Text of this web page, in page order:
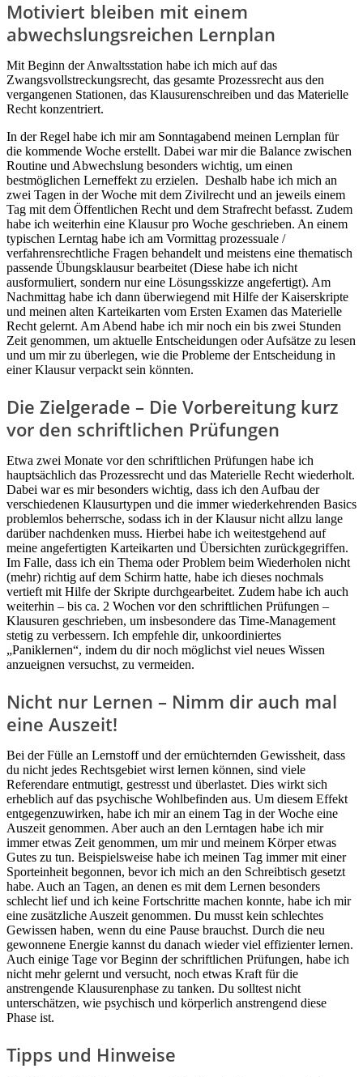
Motiviert bleiben mit einem
abwechslungsreichen Lernplan
Mit Beginn der Anwaltsstation habe ich mich auf das
Zwangsvollstreckungsrecht, das gesamte Prozessrecht aus den
vergangenen Stationen, das Klausurenschreiben und das Materielle
Recht konzentriert.
In der Regel habe ich mir am Sonntagabend meinen Lernplan für
die kommende Woche erstellt. Dabei war mir die Balance zwischen
Routine und Abwechslung besonders wichtig, um einen
bestmöglichen Lerneffekt zu erzielen. Deshalb habe ich mich an
zwei Tagen in der Woche mit dem Zivilrecht und an jeweils einem
Tag mit dem Öffentlichen Recht und dem Strafrecht befasst. Zudem
habe ich weiterhin eine Klausur pro Woche geschrieben. An einem
typischen Lerntag habe ich am Vormittag prozessuale /
verfahrensrechtliche Fragen behandelt und meistens eine thematisch
passende Übungsklausur bearbeitet (Diese habe ich nicht
ausformuliert, sondern nur eine Lösungsskizze angefertigt). Am
Nachmittag habe ich dann überwiegend mit Hilfe der Kaiserskripte
und meinen alten Karteikarten vom Ersten Examen das Materielle
Recht gelernt. Am Abend habe ich mir noch ein bis zwei Stunden
Zeit genommen, um aktuelle Entscheidungen oder Aufsätze zu lesen
und um mir zu überlegen, wie die Probleme der Entscheidung in
einer Klausur verpackt sein könnten.
Die Zielgerade – Die Vorbereitung kurz
vor den schriftlichen Prüfungen
Etwa zwei Monate vor den schriftlichen Prüfungen habe ich
hauptsächlich das Prozessrecht und das Materielle Recht wiederholt.
Dabei war es mir besonders wichtig, dass ich den Aufbau der
verschiedenen Klausurtypen und die immer wiederkehrenden Basics
problemlos beherrsche, sodass ich in der Klausur nicht allzu lange
darüber nachdenken muss. Hierbei habe ich weitestgehend auf
meine angefertigten Karteikarten und Übersichten zurückgegriffen.
Im Falle, dass ich ein Thema oder Problem beim Wiederholen nicht
(mehr) richtig auf dem Schirm hatte, habe ich dieses nochmals
vertieft mit Hilfe der Skripte durchgearbeitet. Zudem habe ich auch
weiterhin – bis ca. 2 Wochen vor den schriftlichen Prüfungen –
Klausuren geschrieben, um insbesondere das Time-Management
stetig zu verbessern. Ich empfehle dir, unkoordiniertes
„Paniklernen“, indem du dir noch möglichst viel neues Wissen
anzueignen versuchst, zu vermeiden.
Nicht nur Lernen – Nimm dir auch mal
eine Auszeit!
Bei der Fülle an Lernstoff und der ernüchternden Gewissheit, dass
du nicht jedes Rechtsgebiet wirst lernen können, sind viele
Referendare entmutigt, gestresst und überlastet. Dies wirkt sich
erheblich auf das psychische Wohlbefinden aus. Um diesem Effekt
entgegenzuwirken, habe ich mir an einem Tag in der Woche eine
Auszeit genommen. Aber auch an den Lerntagen habe ich mir
immer etwas Zeit genommen, um mir und meinem Körper etwas
Gutes zu tun. Beispielsweise habe ich meinen Tag immer mit einer
Sporteinheit begonnen, bevor ich mich an den Schreibtisch gesetzt
habe. Auch an Tagen, an denen es mit dem Lernen besonders
schlecht lief und ich keine Fortschritte machen konnte, habe ich mir
eine zusätzliche Auszeit genommen. Du musst kein schlechtes
Gewissen haben, wenn du eine Pause brauchst. Durch die neu
gewonnene Energie kannst du danach wieder viel effizienter lernen.
Auch einige Tage vor Beginn der schriftlichen Prüfungen, habe ich
nicht mehr gelernt und versucht, noch etwas Kraft für die
anstrengende Klausurenphase zu tanken. Du solltest nicht
unterschätzen, wie psychisch und körperlich anstrengend diese
Phase ist.
Tipps und Hinweise